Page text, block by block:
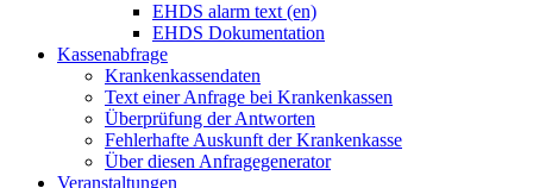
EHDS alarm text (en)
EHDS Dokumentation
Kassenabfrage
Krankenkassendaten
Text einer Anfrage bei Krankenkassen
Überprüfung der Antworten
Fehlerhafte Auskunft der Krankenkasse
Über diesen Anfragegenerator
Veranstaltungen